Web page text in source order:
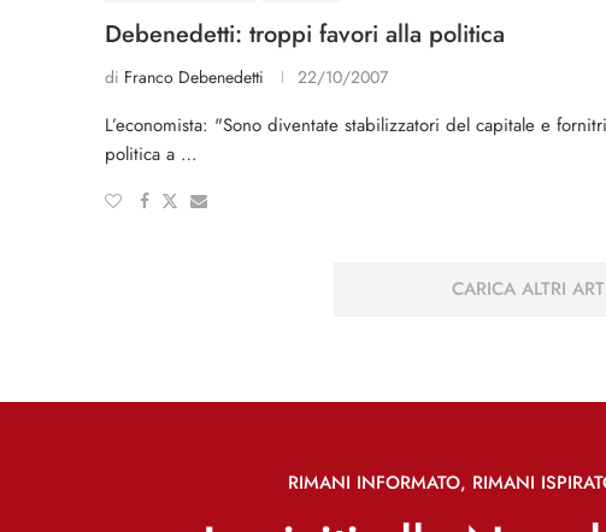
Debenedetti: troppi favori alla politica
di Franco Debenedetti 22/10/2007
L’economista: "Sono diventate stabilizzatori del capitale e
politica a …
CARICA ALTRI
RIMANI INFORMATO, RIMANI